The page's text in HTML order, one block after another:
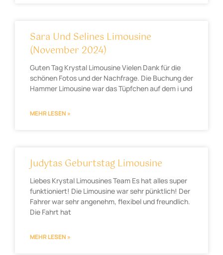
Sara Und Selines Limousine
(November 2024)
Guten Tag Krystal Limousine Vielen Dank für die
schönen Fotos und der Nachfrage. Die Buchung der
Hammer Limousine war das Tüpfchen auf dem i und
MEHR LESEN »
Judytas Geburtstag Limousine
Liebes Krystal Limousines Team Es hat alles super
funktioniert! Die Limousine war sehr pünktlich! Der
Fahrer war sehr angenehm, flexibel und freundlich.
Die Fahrt hat
MEHR LESEN »